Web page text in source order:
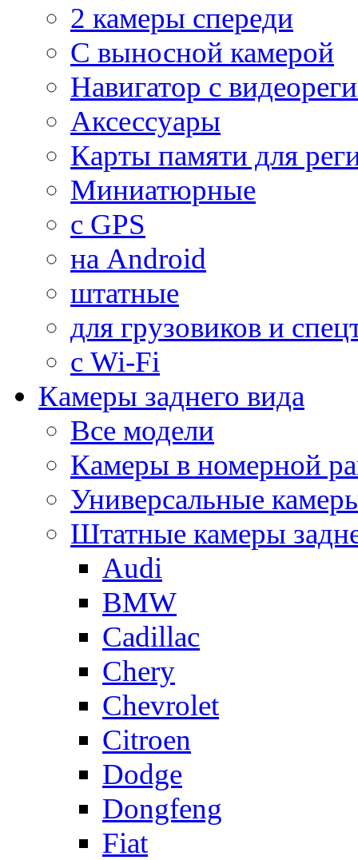
2 камеры спереди
С выносной камерой
Навигатор с
Аксессуары
Карты памяти для
Миниатюрные
с GPS
на Android
штатные
для грузовиков и
с Wi-Fi
Камеры заднего вида
Все модели
Камеры в номерной
Универсальные
Штатные камеры
Audi
BMW
Cadillac
Chery
Chevrolet
Citroen
Dodge
Dongfeng
Fiat